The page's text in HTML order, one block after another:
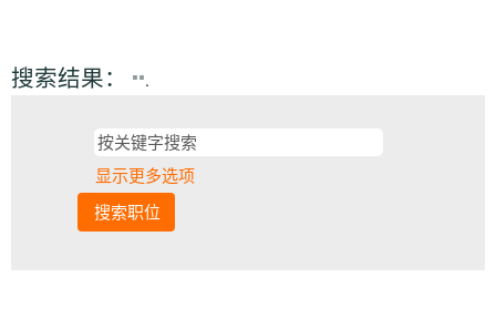
搜索结果： "".
显示更多选项